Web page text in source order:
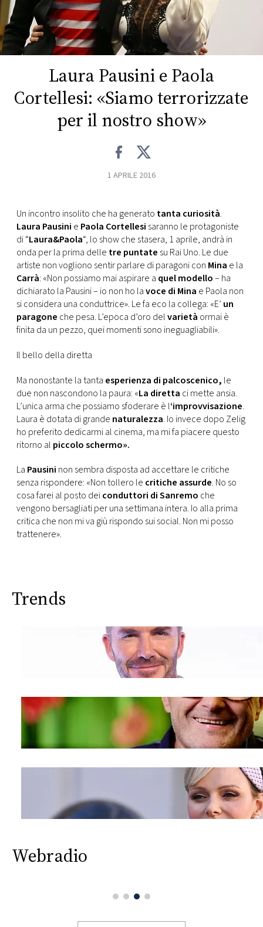
FOTO
CONCORSI
EVENTI
DI
MONACO
RMC
CONSIGLIA
Laura Pausini e Paola
Cortellesi: «Siamo terrorizzate
per il nostro show»
1 APRILE 2016
Un incontro insolito che ha generato tanta curiosità.
Laura Pausini e Paola Cortellesi saranno le protagoniste
di “Laura&Paola“, lo show che stasera, 1 aprile, andrà in
onda per la prima delle tre puntate su Rai Uno. Le due
artiste non vogliono sentir parlare di paragoni con Mina e la
Carrà: «Non possiamo mai aspirare a quel modello– ha
dichiarato la Pausini – io non ho lavoce di Mina e Paola non
si considera una conduttrice». Le fa eco la collega: «E’ un
paragone che pesa. L’epoca d’oro delvarietà ormai è
finita da un pezzo, quei momenti sono ineguagliabili».
Il bello della diretta
Ma nonostante la tanta esperienza di palcoscenico, le
due non nascondono la paura: «La diretta ci mette ansia.
L’unica arma che possiamo sfoderare è l‘improvvisazione.
Laura è dotata di grande naturalezza. Io invece dopo Zelig
ho preferito dedicarmi al cinema, ma mi fa piacere questo
ritorno al piccolo schermo».
La Pausini non sembra disposta ad accettare le critiche
senza rispondere: «Non tollero le critiche assurde. No so
cosa farei al posto deiconduttori di Sanremo che
vengono bersagliati per una settimana intera. Io alla prima
critica che non mi va giù rispondo sui social. Non mi posso
trattenere».
Trends
Webradio